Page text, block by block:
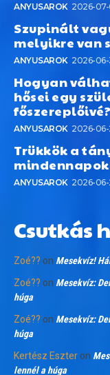
ANYUSAROK 2026-
Szupinált
melyikre van
ANYUSAROK 2026-
Hogyan
hősei egy
főszereplőivé?
ANYUSAROK 2026-
Trükkök a
ANYUSAROK 2026-
Csutkás
Zoé?? on Mesekvíz!
Zoé?? on Mesekvíz:
húga
Zoé?? on Mesekvíz:
húga
Kertész Eszter on
lennél a húga